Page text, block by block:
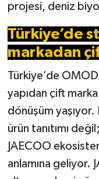
projesi, deniz
Türkiye’de
markadan
Türkiye’de
yapıdan çift
dönüşüm
ürün tanıtımı
JAECOO
anlamına geliyor.